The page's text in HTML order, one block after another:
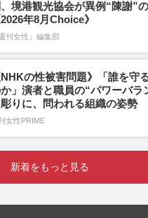
境港観光協会が異例“陳謝”
2026年8月Choice》
週刊女性』編集部
NHKの性被害問題》「誰を守
」演者と職員の“パワーバラ
彫りに、問われる組織の姿勢
女性PRIME
新着をもっと見る